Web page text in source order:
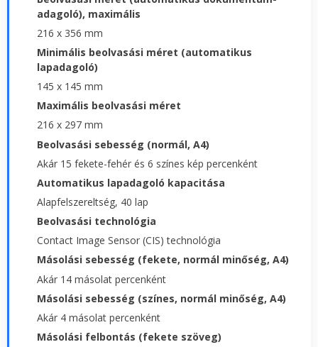
adagoló), maximális
216 x 356 mm
Minimális beolvasási méret (automatikus
lapadagoló)
145 x 145 mm
Maximális beolvasási méret
216 x 297 mm
Beolvasási sebesség (normál, A4)
Akár 15 fekete-fehér és 6 színes kép percenként
Automatikus lapadagoló kapacitása
Alapfelszereltség, 40 lap
Beolvasási technológia
Contact Image Sensor (CIS) technológia
Másolási sebesség (fekete, normál minőség, A4)
Akár 14 másolat percenként
Másolási sebesség (színes, normál minőség, A4)
Akár 4 másolat percenként
Másolási felbontás (fekete szöveg)